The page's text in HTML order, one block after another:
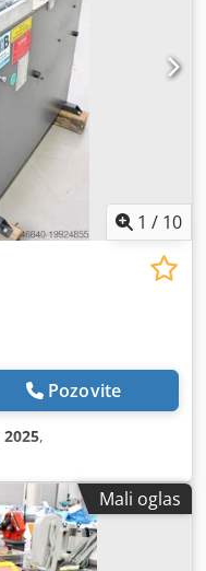
1 / 10
Pozovite
2025,
Mali oglas